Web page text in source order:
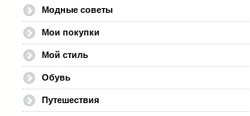
Модные советы
Мои покупки
Мой стиль
Обувь
Путешествия